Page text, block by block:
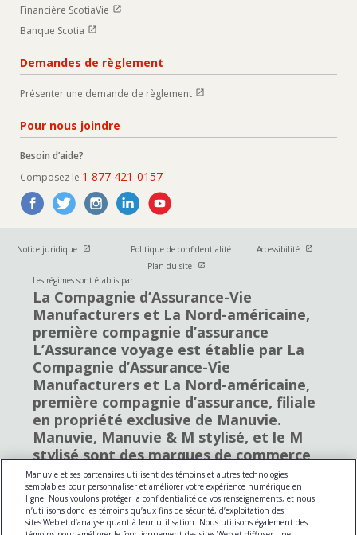
Financière ScotiaVie Ouvrir dans une nouvelle fenetre
Banque Scotia Ouvrir dans une nouvelle fenetre
Demandes de règlement
Présenter une demande de règlement Ouvrir dans une nouvelle fenetre
Pour nous joindre
Besoin d’aide?
Composez le 1 877 421-0157
Notice juridique Ouvrir dans une nouvelle fenetre
Politique de confidentialité Accessibilité Ouvrir dans
Plan du site Ouvrir dans une nouvelle fenetre
Les régimes sont établis par
La Compagnie d’Assurance-Vie
Manufacturers et La Nord-américaine,
première compagnie d’assurance
L’Assurance voyage est établie par La
Compagnie d’Assurance-Vie
Manufacturers et La Nord-américaine,
première compagnie d’assurance, filiale
en propriété exclusive de Manuvie.
Manuvie, Manuvie & M stylisé, et le M
stylisé sont des marques de commerce
de La Compagnie d’Assurance-Vie
Manufacturers et sont utilisés par elle,
ainsi que par ses sociétés affiliées sous
licence. © La Compagnie d’Assurance-Vie
Manuvie et ses partenaires utilisent des témoins et autres technologies
semblables pour personnaliser et améliorer votre expérience numérique en
ligne. Nous voulons protéger la confidentialité de vos renseignements, et nous
n’utilisons donc les témoins qu’aux fins de sécurité, d’exploitation des
sites Web et d’analyse quant à leur utilisation. Nous utilisons également des